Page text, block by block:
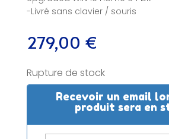
-Livré sans clavier / souris
279,00 €
Rupture de stock
Recevoir un email
produit sera en